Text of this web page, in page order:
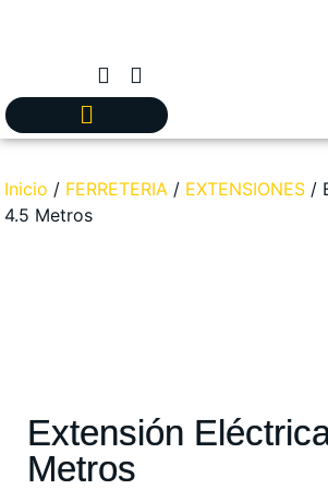
Inicio / FERRETERIA / EXTENSIONES /
4.5 Metros
Extensión
Metros